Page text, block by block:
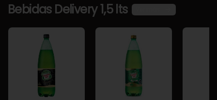
Bebidas Delivery 1,5 lts